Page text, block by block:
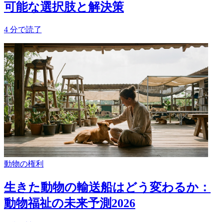
可能な選択肢と解決策
4 分で読了
動物の権利
生きた動物の輸送船はどう変わるか：
動物福祉の未来予測2026